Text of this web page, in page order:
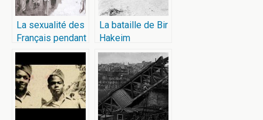
La sexualité des
Français pendant
l’Occupation
La bataille de Bir
Hakeim